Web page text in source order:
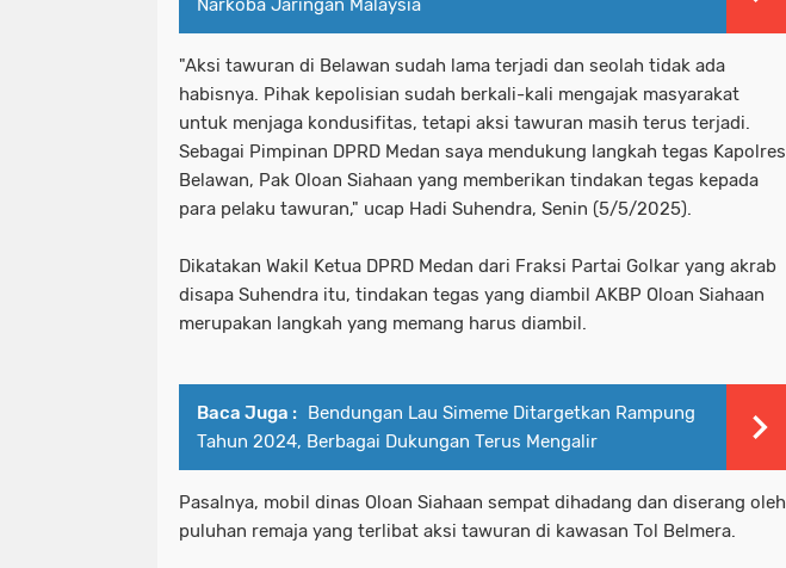
Narkoba Jaringan Malaysia
"Aksi tawuran di Belawan sudah lama terjadi dan seolah tidak ada
habisnya. Pihak kepolisian sudah berkali-kali mengajak masyarakat
untuk menjaga kondusifitas, tetapi aksi tawuran masih terus terjadi.
Sebagai Pimpinan DPRD Medan saya mendukung langkah tegas Kapolres
Belawan, Pak Oloan Siahaan yang memberikan tindakan tegas kepada
para pelaku tawuran," ucap Hadi Suhendra, Senin (5/5/2025).
Dikatakan Wakil Ketua DPRD Medan dari Fraksi Partai Golkar yang akrab
disapa Suhendra itu, tindakan tegas yang diambil AKBP Oloan Siahaan
merupakan langkah yang memang harus diambil.
Baca Juga : Bendungan Lau Simeme Ditargetkan Rampung
Tahun 2024, Berbagai Dukungan Terus Mengalir
Pasalnya, mobil dinas Oloan Siahaan sempat dihadang dan diserang oleh
puluhan remaja yang terlibat aksi tawuran di kawasan Tol Belmera.